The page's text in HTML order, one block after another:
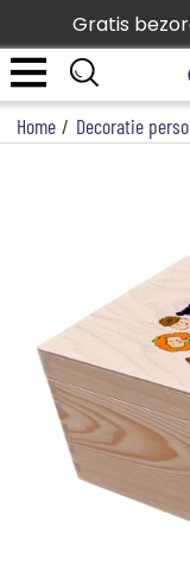
Gratis
Home / Decoratie